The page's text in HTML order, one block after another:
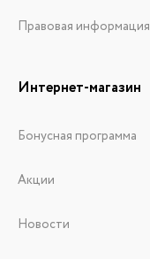
Правовая информация
Интернет-магазин
Бонусная программа
Акции
Новости